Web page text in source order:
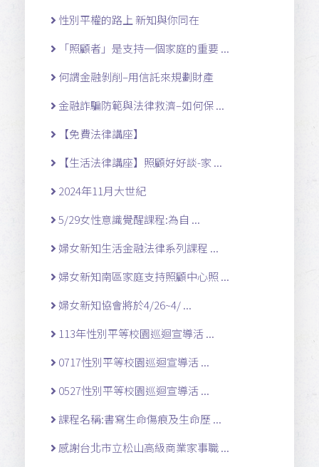
性別平權的路上 新知與你同在
「照顧者」是支持一個家庭的重要 ...
何謂金融剝削–用信託來規劃財產
金融詐騙防範與法律救濟–如何保 ...
【免費法律講座】
【生活法律講座】照顧好好談-家 ...
2024年11月大世紀
5/29女性意識覺醒課程:為自 ...
婦女新知生活金融法律系列課程 ...
婦女新知南區家庭支持照顧中心照 ...
婦女新知協會將於4/26~4/ ...
113年性別平等校園巡迴宣導活 ...
0717性別平等校園巡迴宣導活 ...
0527性別平等校園巡迴宣導活 ...
課程名稱:書寫生命傷痕及生命歷 ...
感謝台北市立松山高級商業家事職 ...